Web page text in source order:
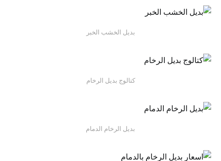
بديل الخشب الخبر
كتالوج بديل الرخام
بديل الرخام الدمام